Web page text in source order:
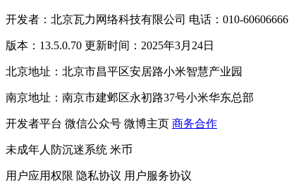
开发者：北京瓦力网络科技有限公司 电话：010-60606666
版本：13.5.0.70 更新时间：2025年3月24日
北京地址：北京市昌平区安居路小米智慧产业园
南京地址：南京市建邺区永初路37号小米华东总部
开发者平台 微信公众号 微博主页 商务合作
未成年人防沉迷系统 米币
用户应用权限 隐私协议 用户服务协议